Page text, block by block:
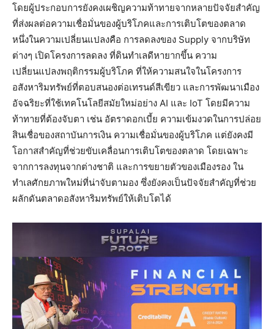
โดยผู้ประกอบการยังคงเผชิญความท้าทายจากหลายปัจจัยสำคัญ
ที่ส่งผลต่อความเชื่อมั่นของผู้บริโภคและการเติบโตของตลาด
หนึ่งในความเปลี่ยนแปลงคือ การลดลงของ Supply จากบริษัท
ต่างๆ เปิดโครงการลดลง ที่ดินทำเลดีหายากขึ้น ความ
เปลี่ยนแปลงพฤติกรรมผู้บริโภค ที่ให้ความสนใจในโครงการ
อสังหาริมทรัพย์ที่ตอบสนองต่อเทรนด์สีเขียว และการพัฒนาเมือง
อัจฉริยะที่ใช้เทคโนโลยีสมัยใหม่อย่าง AI และ IoT โดยมีความ
ท้าทายที่ต้องจับตา เช่น อัตราดอกเบี้ย ความเข้มงวดในการปล่อย
สินเชื่อของสถาบันการเงิน ความเชื่อมั่นของผู้บริโภค แต่ยังคงมี
โอกาสสำคัญที่ช่วยขับเคลื่อนการเติบโตของตลาด โดยเฉพาะ
จากการลงทุนจากต่างชาติ และการขยายตัวของเมืองรอง ใน
ทำเลศักยภาพใหม่ที่น่าจับตามอง ซึ่งยังคงเป็นปัจจัยสำคัญที่ช่วย
ผลักดันตลาดอสังหาริมทรัพย์ให้เติบโตได้